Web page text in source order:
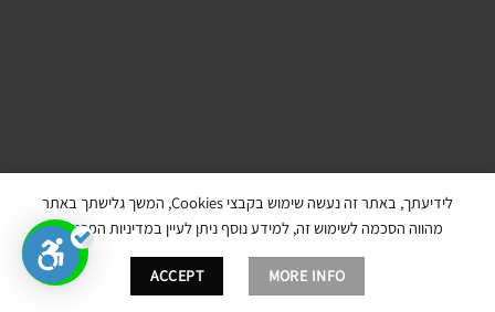
לידיעתך, באתר זה נעשה שימוש בקבצי Cookies, המשך גלישתך באתר
מהווה הסכמה לשימוש זה, למידע נוסף ניתן לעיין במדיניות הפרטיות.
MORE INFO
ACCEPT